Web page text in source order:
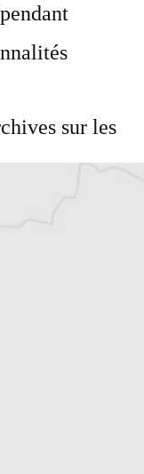
sur les